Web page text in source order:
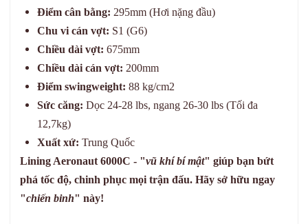
Điểm cân bằng: 295mm (Hơi nặng đầu)
Chu vi cán vợt: S1 (G6)
Chiều dài vợt: 675mm
Chiều dài cán vợt: 200mm
Điểm swingweight: 88 kg/cm2
Sức căng: Dọc 24-28 lbs, ngang 26-30 lbs (Tối đa
12,7kg)
Xuất xứ: Trung Quốc
Lining Aeronaut 6000C - "vũ khí bí mật" giúp bạn bứt
phá tốc độ, chinh phục mọi trận đấu. Hãy sở hữu ngay
"chiến binh" này!